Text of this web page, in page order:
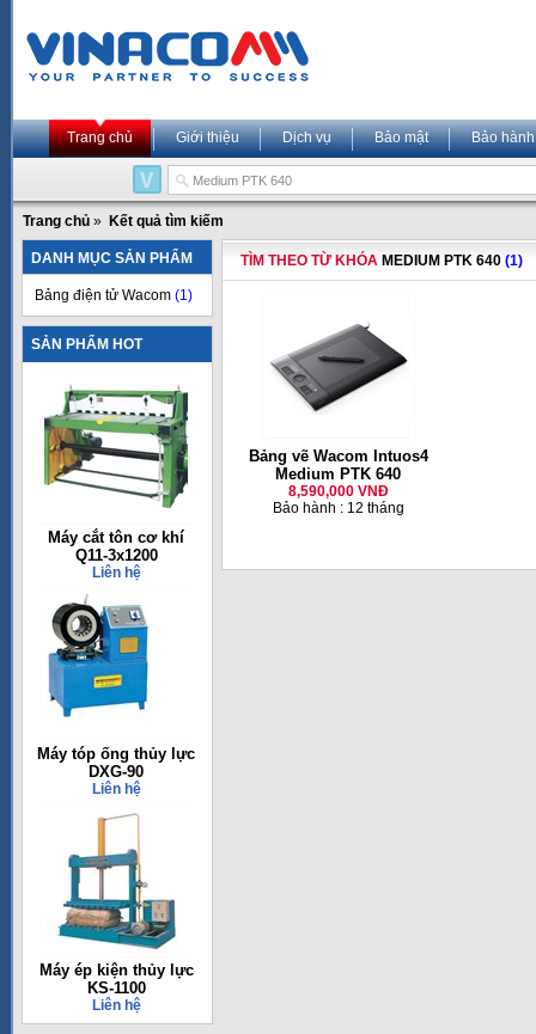
Trang chủ Giới thiệu Dịch vụ Bảo mật Bảo hành
Trang chủ » Kết quả tìm kiếm
DANH MỤC SẢN PHẨM
Bảng điện tử Wacom (1)
SẢN PHẨM HOT
Máy cắt tôn cơ khí
Q11-3x1200
Liên hệ
Máy tóp ống thủy lực
DXG-90
Liên hệ
Máy ép kiện thủy lực
KS-1100
Liên hệ
TÌM THEO TỪ KHÓA MEDIUM PTK 640 (1)
Bảng vẽ Wacom Intuos4
Medium PTK 640
8,590,000 VNĐ
Bảo hành : 12 tháng